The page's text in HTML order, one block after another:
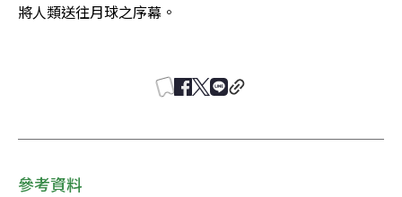
將人類送往月球之序幕。
參考資料